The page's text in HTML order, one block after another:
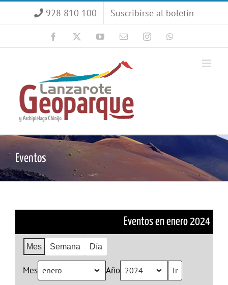
928 810 100 Suscribirse al boletín
Facebook YouTubeCorreoInstagram
Eventos
Eventos en enero 2024
Mes Semana Día
Mes Año